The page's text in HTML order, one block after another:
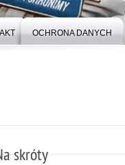
OCHRONA DANYCH
skróty